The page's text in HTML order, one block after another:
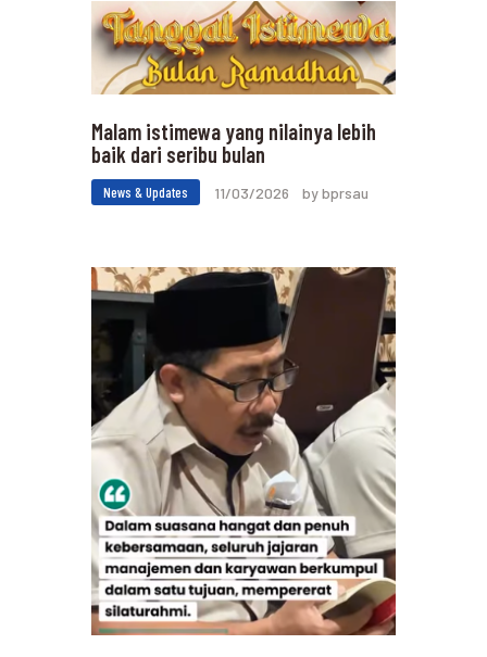
Malam istimewa yang nilainya lebih
baik dari seribu bulan
News & Updates 11/03/2026 by bprsau